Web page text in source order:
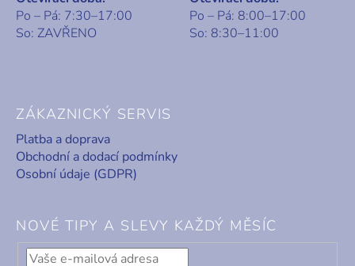
Po – Pá: 7:30–17:00
So: ZAVŘENO
Po – Pá: 8:00–17:00
So: 8:30–11:00
ZÁKAZNICKÝ SERVIS
Platba a doprava
Obchodní a dodací podmínky
Osobní údaje (GDPR)
NOVÉ TIPY A SLEVY KAŽDÝ MĚSÍC